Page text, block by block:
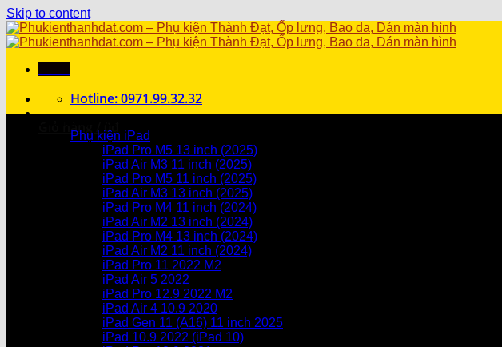
Skip to content
Hotline: 0971.99.32.32
Giỏ hàng / 0₫
Chưa có sản phẩm trong giỏ hàng.
Chưa có sản phẩm trong giỏ hàng.
Phụ kiện iPad
iPad Pro M5 13 inch (2025)
iPad Air M3 11 inch (2025)
iPad Pro M5 11 inch (2025)
iPad Air M3 13 inch (2025)
iPad Pro M4 11 inch (2024)
iPad Air M2 13 inch (2024)
iPad Pro M4 13 inch (2024)
iPad Air M2 11 inch (2024)
iPad Pro 11 2022 M2
iPad Air 5 2022
iPad Pro 12.9 2022 M2
iPad Air 4 10.9 2020
iPad Gen 11 (A16) 11 inch 2025
iPad 10.9 2022 (iPad 10)